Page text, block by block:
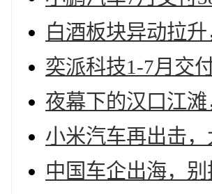
白酒板块异动拉
奕派科技1-7月交
夜幕下的汉口江
小米汽车再出击
中国车企出海，